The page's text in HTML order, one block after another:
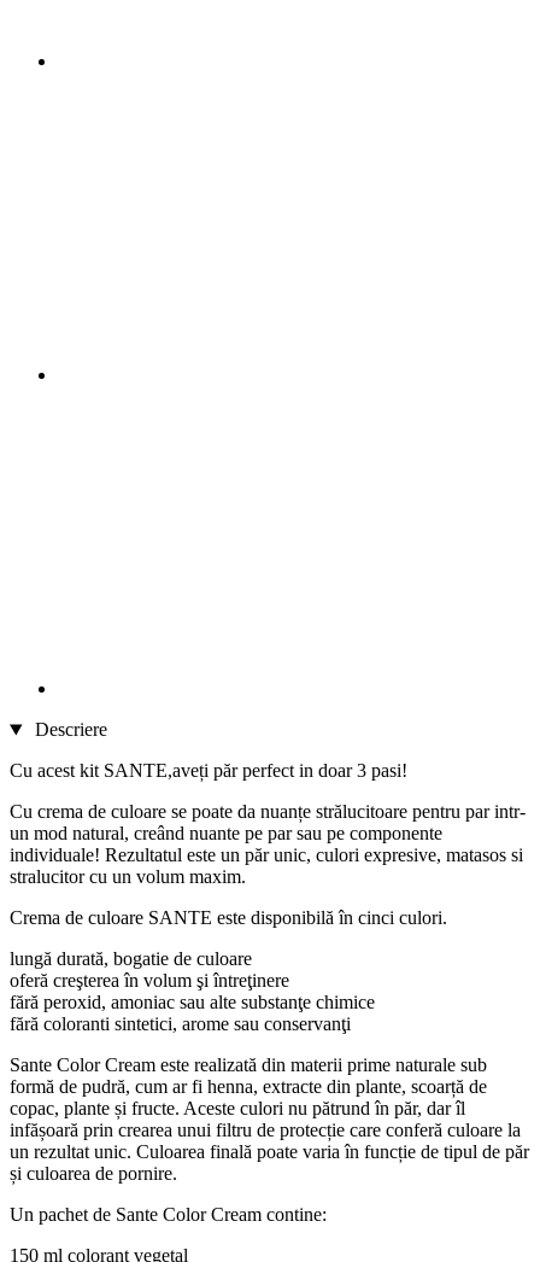
Descriere
Cu acest kit SANTE,aveți păr perfect in doar 3 pasi!
Cu crema de culoare se poate da nuanțe strălucitoare pentru par intr-
un mod natural, creând nuante pe par sau pe componente
individuale! Rezultatul este un păr unic, culori expresive, matasos si
stralucitor cu un volum maxim.
Crema de culoare SANTE este disponibilă în cinci culori.
lungă durată, bogatie de culoare
oferă creşterea în volum şi întreţinere
fără peroxid, amoniac sau alte substanţe chimice
fără coloranti sintetici, arome sau conservanţi
Sante Color Cream este realizată din materii prime naturale sub
formă de pudră, cum ar fi henna, extracte din plante, scoarță de
copac, plante și fructe. Aceste culori nu pătrund în păr, dar îl
infășoară prin crearea unui filtru de protecție care conferă culoare la
un rezultat unic. Culoarea finală poate varia în funcție de tipul de păr
și culoarea de pornire.
Un pachet de Sante Color Cream contine:
150 ml colorant vegetal